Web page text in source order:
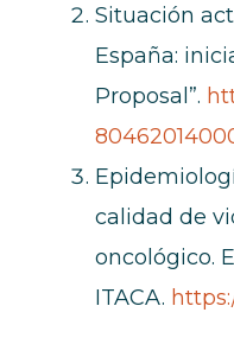
Situación
España:
Proposal”.
calidad de
oncológico.
ITACA.